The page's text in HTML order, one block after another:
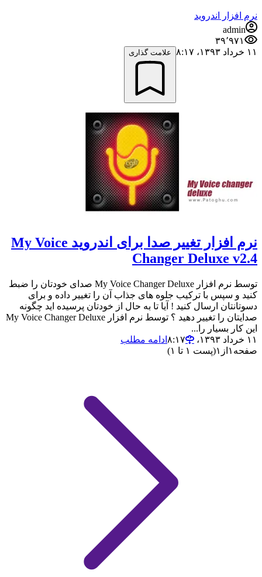
نرم افزار اندروید
admin
۳۹٬۹۷۱
۱۱ خرداد ۱۳۹۳،‏ ۸:۱۷
علامت گذاری
نرم افزار تغییر صدا برای اندروید My Voice
Changer Deluxe v2.4
توسط نرم افزار My Voice Changer Deluxe صدای خودتان را ضبط
کنید و سپس با ترکیب جلوه های جذاب آن را تغییر داده و برای
دسوتانتان ارسال کنید ! آیا تا به حال از خودتان پرسیده اید چگونه
صدایتان را تغییر دهید ؟ توسط نرم افزار My Voice Changer Deluxe
این کار بسیار را...
۱۱ خرداد ۱۳۹۳،‏ ۸:۱۷
ادامه مطلب
صفحه ۱ از ۱(پست ۱ تا ۱)